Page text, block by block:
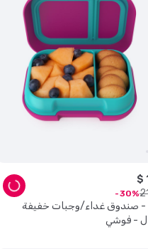
- صندوق غداء/وجبات خفيفة
- فوشي
$
30